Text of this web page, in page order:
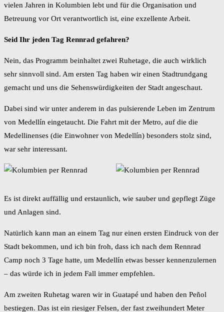
vielen Jahren in Kolumbien lebt und für die Organisation und
Betreuung vor Ort verantwortlich ist, eine exzellente Arbeit.
Seid Ihr jeden Tag Rennrad gefahren?
Nein, das Programm beinhaltet zwei Ruhetage, die auch wirklich
sehr sinnvoll sind. Am ersten Tag haben wir einen Stadtrundgang
gemacht und uns die Sehenswürdigkeiten der Stadt angeschaut.
Dabei sind wir unter anderem in das pulsierende Leben im Zentrum
von Medellín eingetaucht. Die Fahrt mit der Metro, auf die die
Medellinenses (die Einwohner von Medellín) besonders stolz sind,
war sehr interessant.
Es ist direkt auffällig und erstaunlich, wie sauber und gepflegt Züge
und Anlagen sind.
Natürlich kann man an einem Tag nur einen ersten Eindruck von der
Stadt bekommen, und ich bin froh, dass ich nach dem Rennrad
Camp noch 3 Tage hatte, um Medellín etwas besser kennenzulernen
– das würde ich in jedem Fall immer empfehlen.
Am zweiten Ruhetag waren wir in Guatapé und haben den Peñol
bestiegen. Das ist ein riesiger Felsen, der fast zweihundert Meter